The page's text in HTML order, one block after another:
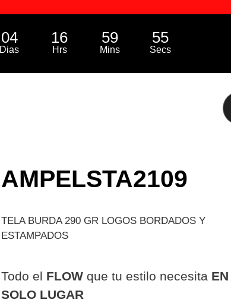
04
Dias
16
Hrs
59
Mins
54
Secs
AMPELSTA2109
TELA BURDA 290 GR LOGOS BORDADOS Y
ESTAMPADOS
Todo el FLOW que tu estilo necesita
SOLO LUGAR